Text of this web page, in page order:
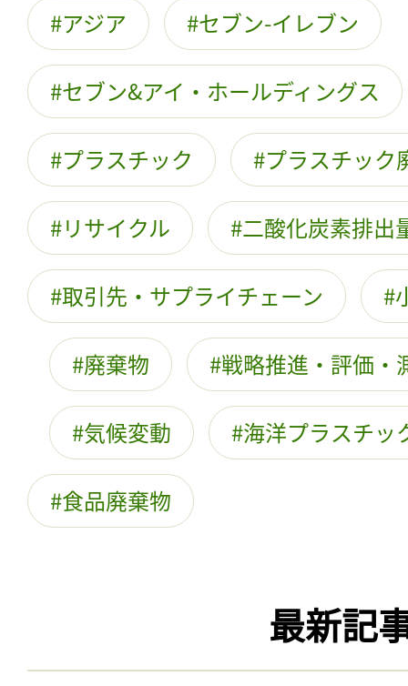
アジア セブン-イレブン
セブン&アイ・ホールディングス
プラスチック プラスチック
リサイクル 二酸化炭素排出
取引先・サプライチェーン
廃棄物 戦略推進・評価・
気候変動 海洋プラスチッ
食品廃棄物
最新記